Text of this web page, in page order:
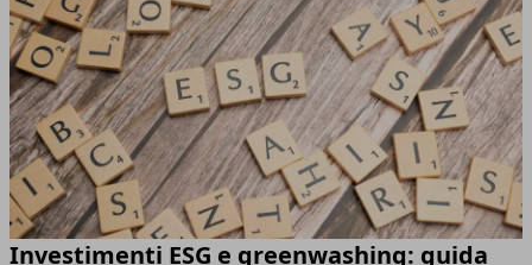
Investimenti ESG e greenwashing: guida